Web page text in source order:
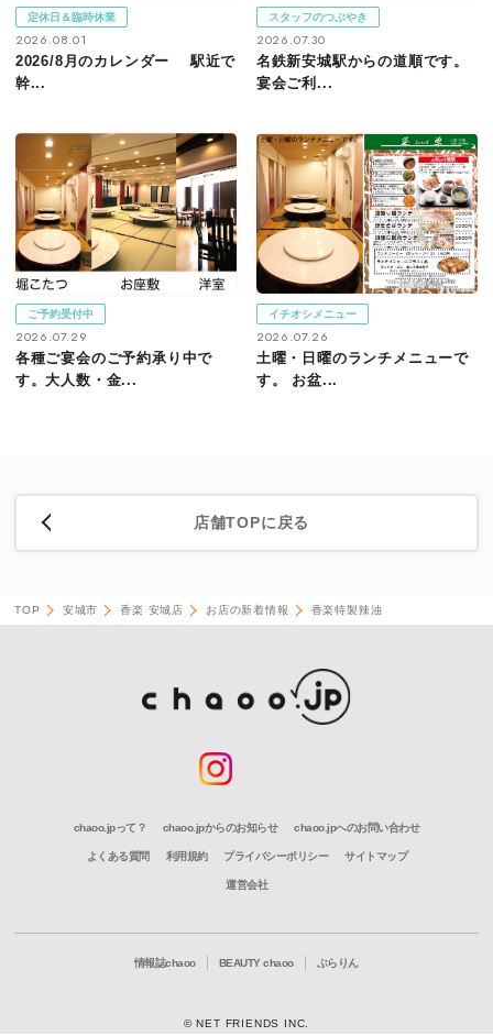
定休日＆臨時休業
2026.08.01
2026/8月のカレンダー 駅近で
幹...
スタッフのつぶやき
2026.07.30
名鉄新安城駅からの道順です。
宴会ご利...
ご予約受付中
2026.07.29
各種ご宴会のご予約承り中で
す。大人数・金...
イチオシメニュー
2026.07.26
土曜・日曜のランチメニューで
す。 お盆...
店舗TOPに戻る
TOP 安城市 香楽 安城店 お店の新着情報 香楽特製辣油
chaoo.jpって？ chaoo.jpからのお知らせ chaoo.jpへのお問い合わせ
よくある質問 利用規約 プライバシーポリシー サイトマップ
運営会社
情報誌chaoo BEAUTY chaoo ぶらりん
© NET FRIENDS INC.